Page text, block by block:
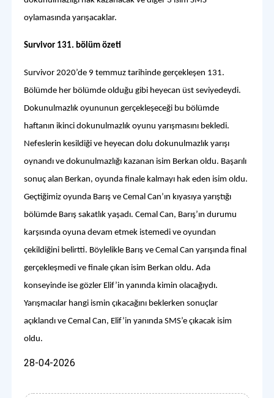
oylamasında yarışacaklar.
Survivor 131. bölüm özeti
Survivor 2020’de 9 temmuz tarihinde gerçekleşen 131.
Bölümde her bölümde olduğu gibi heyecan üst seviyedeydi.
Dokunulmazlık oyununun gerçekleşeceği bu bölümde
haftanın ikinci dokunulmazlık oyunu yarışmasını bekledi.
Nefeslerin kesildiği ve heyecan dolu dokunulmazlık yarışı
oynandı ve dokunulmazlığı kazanan isim Berkan oldu. Başarılı
sonuç alan Berkan, oyunda finale kalmayı hak eden isim oldu.
Geçtiğimiz oyunda Barış ve Cemal Can’ın kıyasıya yarıştığı
bölümde Barış sakatlık yaşadı. Cemal Can, Barış’ın durumu
karşısında oyuna devam etmek istemedi ve oyundan
çekildiğini belirtti. Böylelikle Barış ve Cemal Can yarışında final
gerçekleşmedi ve finale çıkan isim Berkan oldu. Ada
konseyinde ise gözler Elif’in yanında kimin olacağıydı.
Yarışmacılar hangi ismin çıkacağını beklerken sonuçlar
açıklandı ve Cemal Can, Elif’in yanında SMS’e çıkacak isim
oldu.
28-04-2026